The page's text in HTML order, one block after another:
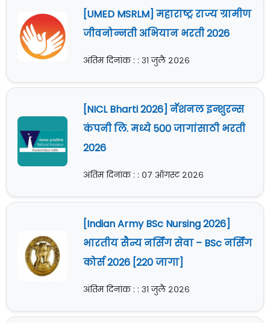
[UMED MSRLM] महाराष्ट्र राज्य ग्रामीण
जीवनोन्नती अभियान भरती 2026
अंतिम दिनांक : : ३१ जुलै २०२६
[NICL Bharti 2026] नॅशनल इन्शुरन्स
कंपनी लि. मध्ये 500 जागांसाठी भरती
2026
अंतिम दिनांक : : ०७ ऑगस्ट २०२६
[Indian Army BSc Nursing 2026]
भारतीय सैन्य नर्सिंग सेवा – BSc नर्सिंग
कोर्स 2026 [220 जागा]
अंतिम दिनांक : : ३१ जुलै २०२६